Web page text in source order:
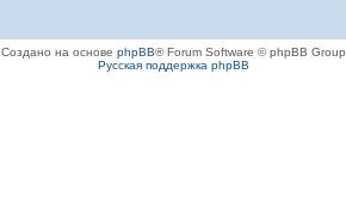
Создано на основе phpBB® Forum Software © phpBB Group
Русская поддержка phpBB